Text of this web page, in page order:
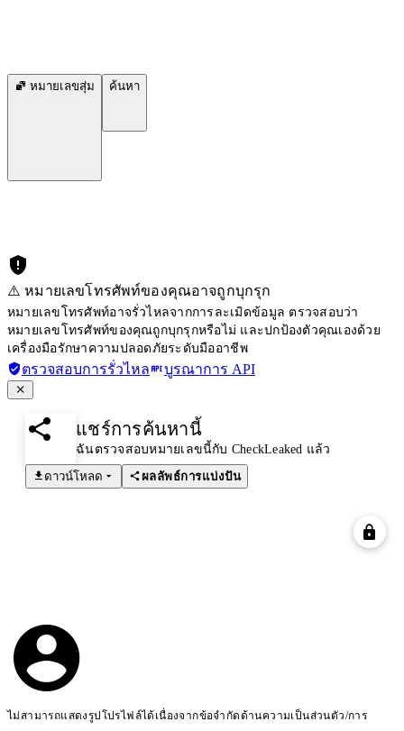
หมายเลขสุ่ม ค้นหา
⚠️ หมายเลขโทรศัพท์ของคุณอาจถูกบุกรุก
หมายเลขโทรศัพท์อาจรั่วไหลจากการละเมิดข้อมูล ตรวจสอบว่า
หมายเลขโทรศัพท์ของคุณถูกบุกรุกหรือไม่ และปกป้องตัวคุณเองด้วย
เครื่องมือรักษาความปลอดภัยระดับมืออาชีพ
ตรวจสอบการรั่วไหล บูรณาการ API
แชร์การค้นหานี้
ฉันตรวจสอบหมายเลขนี้กับ CheckLeaked แล้ว
ดาวน์โหลด
ผลลัพธ์การแบ่งปัน
ไม่สามารถแสดงรูปโปรไฟล์ได้เนื่องจากข้อจำกัดด้านความเป็นส่วนตัว/การ